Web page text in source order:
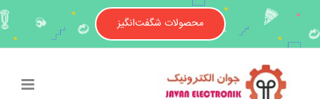
content
محصولات شگفت‌انگیز